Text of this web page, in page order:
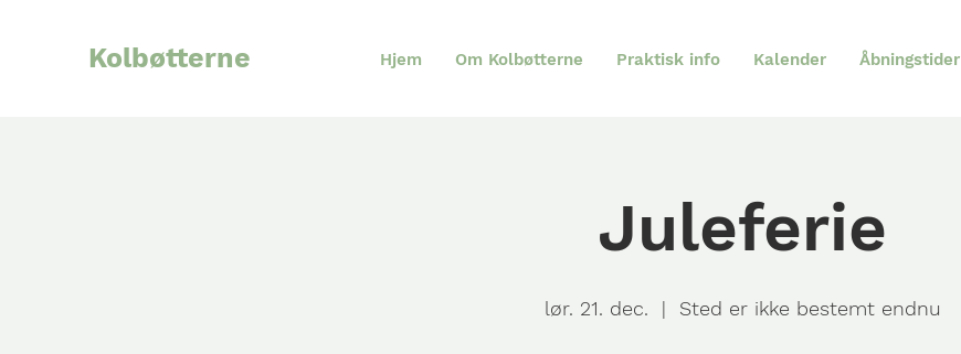
Kolbøtterne Hjem Om Kolbøtterne Praktisk info Kalender Åbningstider
Juleferie
lør. 21. dec.
  |
Sted er ikke bestemt endnu